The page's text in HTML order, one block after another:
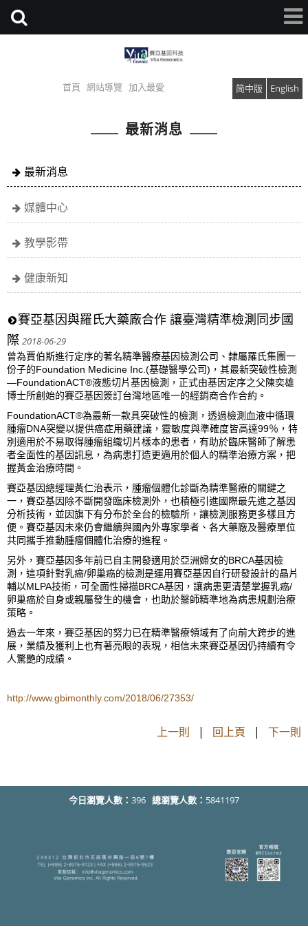
首頁 網站導覽 加入最愛 简中版 English
最新消息
最新消息
媒體中心
教學影帶
健康新知
賽亞基因與羅氏大藥廠合作 讓臺灣精準檢測同步國
際 2018-06-29
曾為賈伯斯進行定序的著名精準醫療基因檢測公司、隸屬羅氏集團一
份子的Foundation Medicine Inc.(基礎醫學公司)，其最新突破性檢測
—FoundationACT®液態切片基因檢測，正式由基因定序之父陳奕雄
博士所創始的賽亞基因簽訂台灣地區唯一的經銷商合作合約。
FoundationACT®為最新一款具突破性的檢測，透過檢測血液中循環
腫瘤DNA突變以提供癌症用藥建議，靈敏度與準確度皆高達99％，特
別適用於不易取得腫瘤組織切片樣本的患者，有助於臨床醫師了解患
者全面性的基因訊息，為病患打造更適用於個人的精準治療方案，把
握黃金治療時間。
賽亞基因總經理黃仁治表示，腫瘤個體化診斷為精準醫療的關鍵之
一，賽亞基因除不斷開發臨床檢測外，也積極引進國際最先進之基因
分析技術，並因旗下有分布於全台的檢驗所，讓檢測服務更多樣且方
便。賽亞基因未來仍會繼續與國內外專家學者、各大藥廠及醫療單位
共同攜手推動腫瘤個體化治療的進程。
另外，賽亞基因多年前已自主開發適用於亞洲婦女的BRCA基因檢
測，這項針對乳癌/卵巢癌的檢測是運用賽亞基因自行研發設計的晶片
輔以MLPA技術，可全面性掃描BRCA基因，讓病患更清楚掌握乳癌/
卵巢癌於自身或親屬發生的機會，也助於醫師精準地為病患規劃治療
策略。
過去一年來，賽亞基因的努力已在精準醫療領域有了向前大跨步的進
展，業績及獲利上也有著亮眼的表現，相信未來賽亞基因仍持續有令
人驚艷的成績。
http://www.gbimonthly.com/2018/06/27353/
上一則 | 回上頁 | 下一則
今日瀏覽人數： 396 總瀏覽人數： 5841197